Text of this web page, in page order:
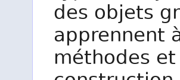
des objets
apprennent
méthodes